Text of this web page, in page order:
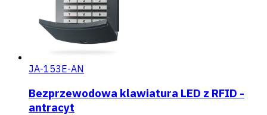
JA-153E-AN
Bezprzewodowa klawiatura LED z RFID -
antracyt